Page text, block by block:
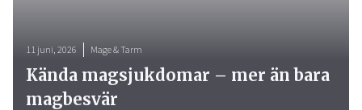
11 juni, 2026 Mage & Tarm
Kända magsjukdomar – mer än bara
magbesvär